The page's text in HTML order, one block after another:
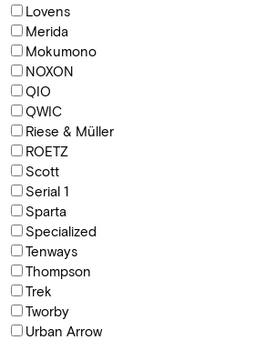
Lovens
Merida
Mokumono
NOXON
QIO
QWIC
Riese & Müller
ROETZ
Scott
Serial 1
Sparta
Specialized
Tenways
Thompson
Trek
Tworby
Urban Arrow